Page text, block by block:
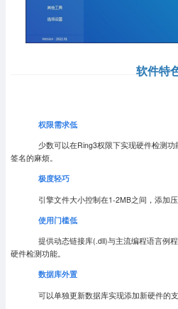
软件特
权限需求低
少数可以在Ring3权限下实现硬件检测功
签名的麻烦。
极度轻巧
引擎文件大小控制在1-2MB之间，添加压
使用门槛低
提供动态链接库(.dll)与主流编程语言例
硬件检测功能。
数据库外置
可以单独更新数据库实现添加新硬件的支